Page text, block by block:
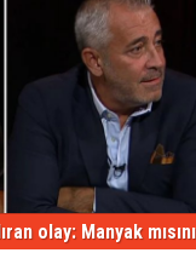
olay: Manyak